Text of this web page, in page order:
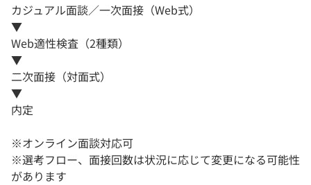
カジュアル面談／一次面接（Web式）
▼
Web適性検査（2種類）
▼
二次面接（対面式）
▼
内定
※オンライン面談対応可
※選考フロー、面接回数は状況に応じて変更になる可能性
があります